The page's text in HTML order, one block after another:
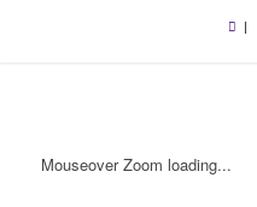
|
Mouseover Zoom loading...